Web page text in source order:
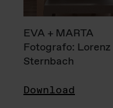
EVA + MARTA
Fotografo: Lorenz
Sternbach
Download